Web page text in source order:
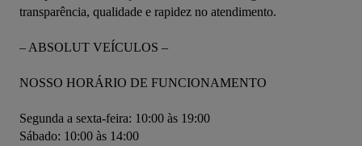
transparência, qualidade e rapidez no atendimento.
– ABSOLUT VEÍCULOS –
NOSSO HORÁRIO DE FUNCIONAMENTO
Segunda a sexta-feira: 10:00 às 19:00
Sábado: 10:00 às 14:00